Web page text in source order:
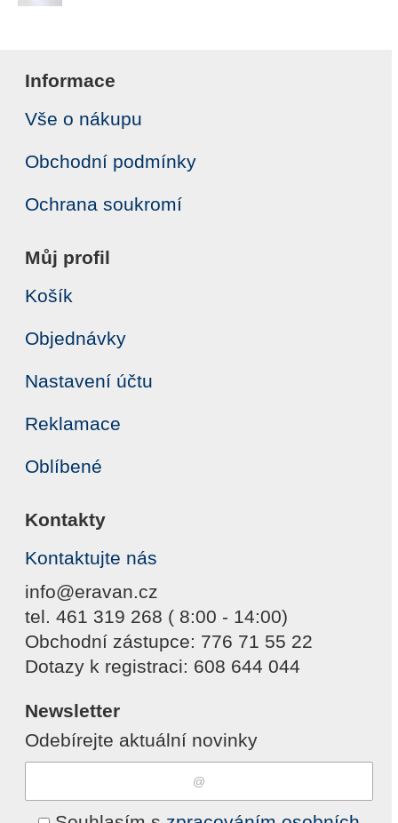
Informace
Vše o nákupu
Obchodní podmínky
Ochrana soukromí
Můj profil
Košík
Objednávky
Nastavení účtu
Reklamace
Oblíbené
Kontakty
Kontaktujte nás
info@eravan.cz
tel. 461 319 268 ( 8:00 - 14:00)
Obchodní zástupce: 776 71 55 22
Dotazy k registraci: 608 644 044
Newsletter
Odebírejte aktuální novinky